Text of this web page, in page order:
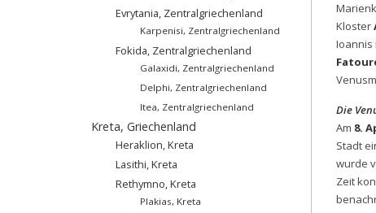
Evrytania, Zentralgriechenland
Karpenisi, Zentralgriechenland
Fokida, Zentralgriechenland
Galaxidi, Zentralgriechenland
Delphi, Zentralgriechenland
Itea, Zentralgriechenland
Kreta, Griechenland
Heraklion, Kreta
Lasithi, Kreta
Rethymno, Kreta
Plakias, Kreta
Kloster
Ioannis
Die
Am 8.
Stadt
wurde
Zeit